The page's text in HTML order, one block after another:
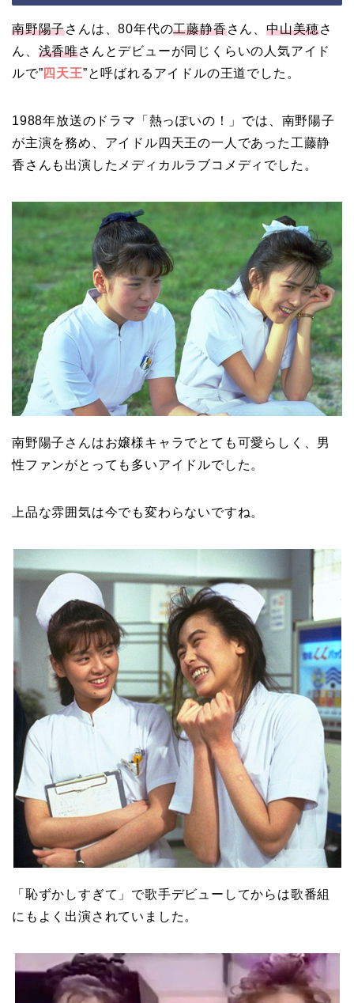
南野陽子さんは、80年代の工藤静香さん、中山美穂さ
ん、 浅香唯さんとデビューが同じくらいの人気アイド
ルで”四天王”と呼ばれるアイドルの王道でした。
1988年放送のドラマ「熱っぽいの！」では、南野陽子
が主演を務め、アイドル四天王の一人であった工藤静
香さんも出演したメディカルラブコメディでした。
南野陽子さんはお嬢様キャラでとても可愛らしく、男
性ファンがとっても多いアイドルでした。
上品な雰囲気は今でも変わらないですね。
「恥ずかしすぎて」で歌手デビューしてからは歌番組
にもよく出演されていました。